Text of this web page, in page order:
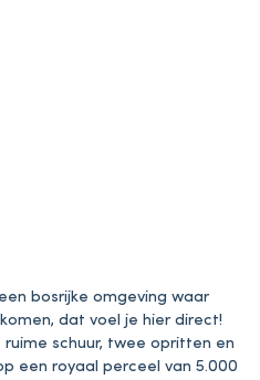
bosrijke omgeving waar
dat voel je hier direct!
schuur, twee opritten en
een royaal perceel van 5.000